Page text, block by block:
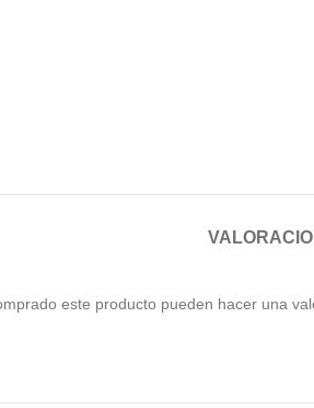
este producto pueden hacer una